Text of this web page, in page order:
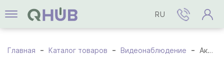
RU
Главная Каталог товаров Видеонаблюдение Аксессуары